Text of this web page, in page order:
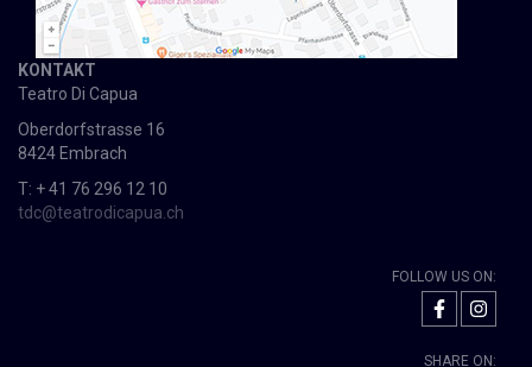
KONTAKT
Teatro Di Capua
Oberdorfstrasse 16
8424 Embrach
T: + 41 76 296 12 10
tdc@teatrodicapua.ch
FOLLOW US ON:
SHARE ON: